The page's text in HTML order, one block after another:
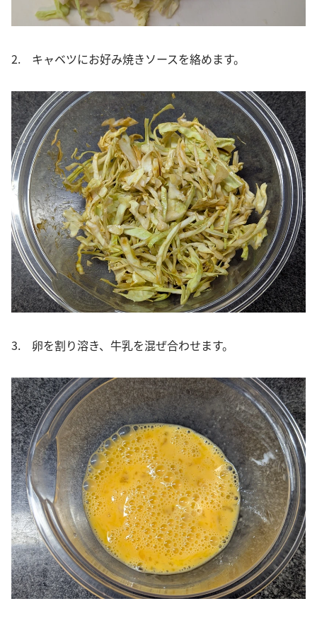
2. キャベツにお好み焼きソースを絡めます。
3. 卵を割り溶き、牛乳を混ぜ合わせます。